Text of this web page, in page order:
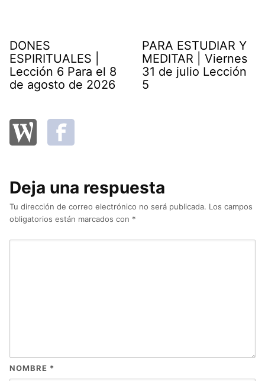
DONES
ESPIRITUALES |
Lección 6 Para el 8
de agosto de 2026
PARA ESTUDIAR Y
MEDITAR | Viernes
31 de julio Lección
5
Deja una respuesta
Tu dirección de correo electrónico no será publicada. Los campos
obligatorios están marcados con *
NOMBRE *